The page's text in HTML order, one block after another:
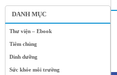
DANH MỤC
Thư viện – Ebook
Tiêm chủng
Dinh dưỡng
Sức khỏe môi trường